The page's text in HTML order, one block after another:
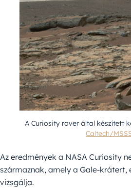
A Curiosity rover által készített
Caltech/
Az eredmények a NASA Curiosity
származnak, amely a Gale-krátert,
vizsgálja.